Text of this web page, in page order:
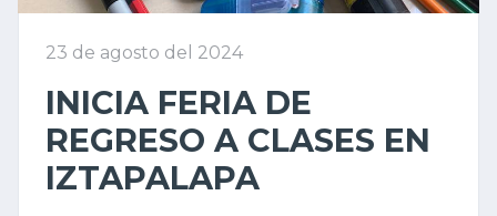
23 de agosto del 2024
INICIA FERIA DE
REGRESO A CLASES EN
IZTAPALAPA